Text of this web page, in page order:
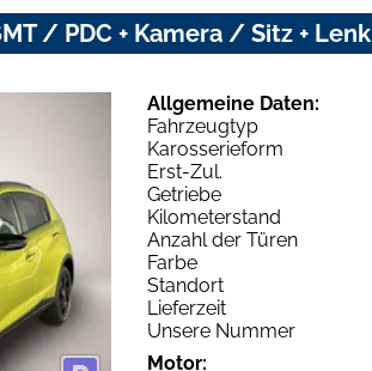
/ PDC + Kamera / Sitz + Lenk
Allgemeine Daten:
Fahrzeugtyp
Karosserieform
Erst-Zul.
Getriebe
Kilometerstand
Anzahl der Türen
Farbe
Standort
Lieferzeit
Unsere Nummer
Motor: